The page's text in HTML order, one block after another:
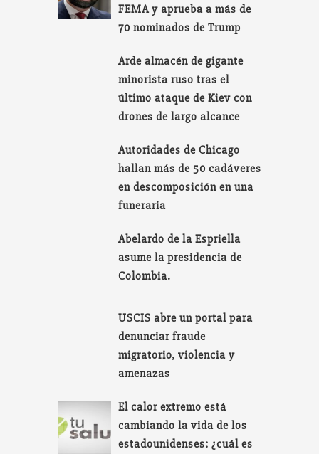
FEMA y aprueba a más de
70 nominados de Trump
Arde almacén de gigante
minorista ruso tras el
último ataque de Kiev con
drones de largo alcance
Autoridades de Chicago
hallan más de 50 cadáveres
en descomposición en una
funeraria
Abelardo de la Espriella
asume la presidencia de
Colombia.
USCIS abre un portal para
denunciar fraude
migratorio, violencia y
amenazas
El calor extremo está
cambiando la vida de los
estadounidenses: ¿cuál es